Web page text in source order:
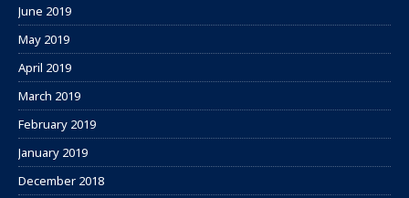
June 2019
May 2019
April 2019
March 2019
February 2019
January 2019
December 2018